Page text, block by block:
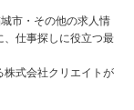
市・その他の求人情
、仕事探しに役立つ最
株式会社クリエイトが